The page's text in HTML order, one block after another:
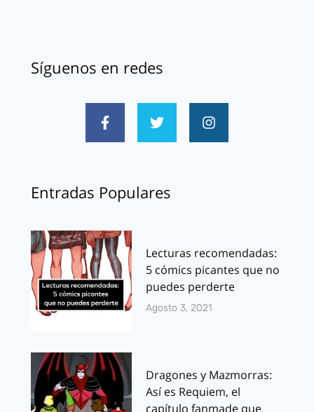
Síguenos en redes
Entradas Populares
Lecturas recomendadas:
5 cómics picantes que no
puedes perderte
Agosto 3, 2021
Dragones y Mazmorras:
Así es Requiem, el
capítulo fanmade que